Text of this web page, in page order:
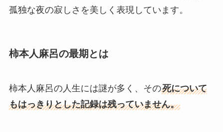
孤独な夜の寂しさを美しく表現しています。
柿本人麻呂の最期とは
柿本人麻呂の人生には謎が多く、その死について
もはっきりとした記録は残っていません。